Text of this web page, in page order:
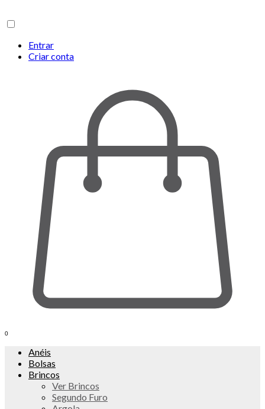
Entrar
Criar conta
0
Anéis
Bolsas
Brincos
Ver Brincos
Segundo Furo